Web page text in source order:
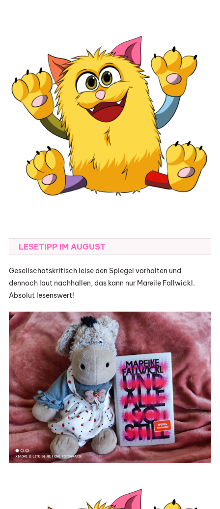
LESETIPP IM AUGUST
Gesellschatskritisch leise den Spiegel vorhalten und
dennoch laut nachhallen, das kann nur Mareile Fallwickl.
Absolut lesenswert!